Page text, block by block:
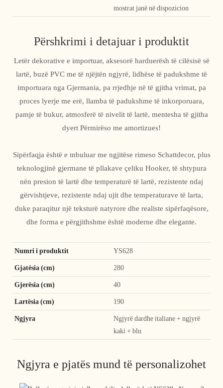
mostrat janë në dispozicion
Përshkrimi i detajuar i produktit
Letër dekorative e importuar, aksesorë harduerësh të cilësisë së
lartë, buzë PVC me të njëjtën ngjyrë, lidhëse të padukshme të
importuara nga Gjermania, pa rrjedhje në të gjitha vrimat, pa
proces lyerje me erë, llamba të padukshme të inkorporuara,
pamje të bukur, atmosferë të nivelit të lartë, mentesha të gjitha
dyert Përmirëso me amortizues!
Sipërfaqja është e mbuluar me ngjitëse rimeso Schattdecor, plus
teknologjinë gjermane të pllakave çeliku Hooker, të shtypura
nën presion të lartë dhe temperaturë të lartë, rezistente ndaj
gërvishtjeve, rezistente ndaj ujit dhe temperaturave të larta,
duke paraqitur një teksturë natyrore dhe realiste sipërfaqësore,
dhe forma e përgjithshme është moderne dhe elegante.
Numri i produktit YS628
Gjatësia (cm) 280
Gjerësia (cm) 40
Lartësia (cm) 190
Ngjyra
Ngjyrë dardhe italiane + ngjyrë
kaki + blu
Ngjyra e pjatës mund të personalizohet